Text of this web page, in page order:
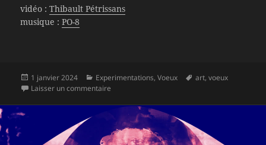
vidéo :Thibault Pétrissans
musique :PO-8
Publié
le
1 janvier 2024 Catégories
Experimentations,Voeux
Mots-
art,voeux
Laisser un commentaire